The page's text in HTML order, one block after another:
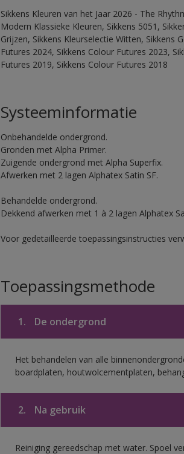
Sikkens Kleuren van het Jaar 2026 - The
Modern Klassieke Kleuren, Sikkens 5051,
Grijzen, Sikkens Kleurselectie Witten, Sikkens
Futures 2024, Sikkens Colour Futures 2023,
Futures 2019, Sikkens Colour Futures 2018
Systeeminformatie
Onbehandelde ondergrond.
Gronden met Alpha Primer.
Zuigende ondergrond met Alpha Superfix.
Afwerken met 2 lagen Alphatex Satin SF.
Behandelde ondergrond.
Dekkend afwerken met 1 à 2 lagen Alphatex
Voor gedetailleerde toepassingsinstructies
Toepassingsmethode
1. De ondergrond
Het behandelen van alle
boardplaten, houtwolcementplaten,
2. Na gebruik
Reiniging gereedschap met water. Spoel